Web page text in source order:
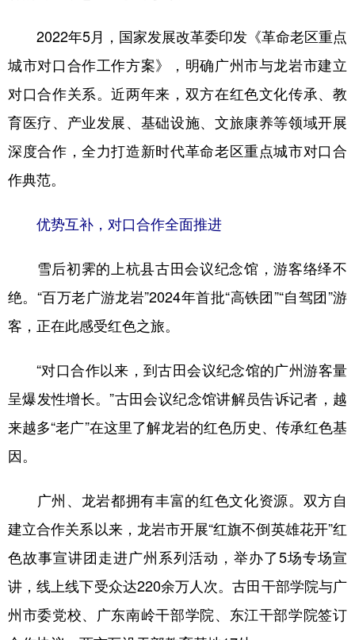
北京 天津 河北 山西
辽宁
广东 广西 海南 重庆
新疆 内蒙古 黑龙江
多语种频道
Русский язык 日本語 한국어
Deutsch Português
2022年5月，国家发展改革委印发《革命老区重点
城市对口合作工作方案》，明确广州市与龙岩市建立
对口合作关系。近两年来，双方在红色文化传承、教
育医疗、产业发展、基础设施、文旅康养等领域开展
深度合作，全力打造新时代革命老区重点城市对口合
作典范。
优势互补，对口合作全面推进
雪后初霁的上杭县古田会议纪念馆，游客络绎不
绝。“百万老广游龙岩”2024年首批“高铁团”“自驾团”游
客，正在此感受红色之旅。
“对口合作以来，到古田会议纪念馆的广州游客量
呈爆发性增长。”古田会议纪念馆讲解员告诉记者，越
来越多“老广”在这里了解龙岩的红色历史、传承红色基
因。
广州、龙岩都拥有丰富的红色文化资源。双方自
建立合作关系以来，龙岩市开展“红旗不倒英雄花开”红
色故事宣讲团走进广州系列活动，举办了5场专场宣
讲，线上线下受众达220余万人次。古田干部学院与广
州市委党校、广东南岭干部学院、东江干部学院签订